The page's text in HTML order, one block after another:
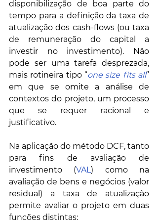
disponibilização de boa parte do
tempo para a definição da taxa de
atualização dos cash-flows (ou taxa
de remuneração do capital a
investir no investimento). Não
pode ser uma tarefa desprezada,
mais rotineira tipo “one size fits all”
em que se omite a análise de
contextos do projeto, um processo
que se requer racional e
justificativo.
Na aplicação do método DCF, tanto
para fins de avaliação de
investimento (VAL) como na
avaliação de bens e negócios (valor
residual) a taxa de atualização
permite avaliar o projeto em duas
funções distintas: